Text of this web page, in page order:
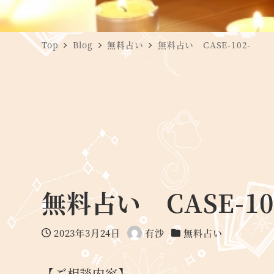
Top Blog 無料占い 無料占い CASE-102-
無料占い CASE-
投稿日
2023年3月24日
著
者
有沙
カテゴリー
無料占い